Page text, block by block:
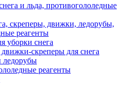
и льда, противогололедные
скреперы, движки, ледорубы,
реагенты
уборки снега
скреперы для снега
ледорубы
реагенты